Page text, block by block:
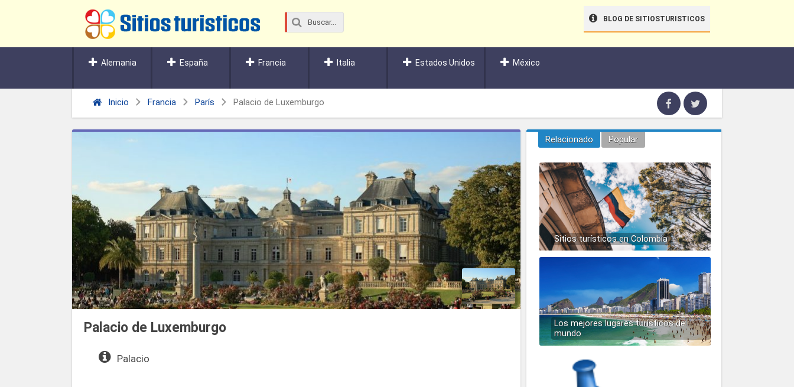
BLOG DE SITIOSTURISTICOS
Alemania España Francia Italia Estados Unidos México
Inicio Francia París Palacio de Luxemburgo
Palacio de Luxemburgo
Palacio
Relacionado Popular
Sitios turísticos en Colombia
Los mejores lugares turísticos del
mundo